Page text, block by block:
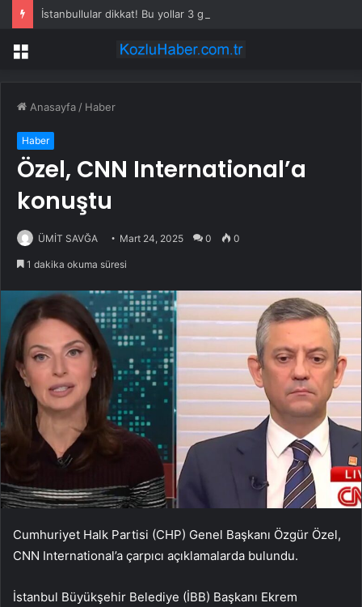
İstanbullular dikkat! Bu yollar 3 gün kapalı olacak
Menü
Anasayfa / Haber
Haber
Özel, CNN International’a
konuştu
ÜMİT SAVĞA Mart 24, 2025 0 0
1 dakika okuma süresi
Cumhuriyet Halk Partisi (CHP) Genel Başkanı Özgür Özel,
CNN International’a çarpıcı açıklamalarda bulundu.
İstanbul Büyükşehir Belediye (İBB) Başkanı Ekrem